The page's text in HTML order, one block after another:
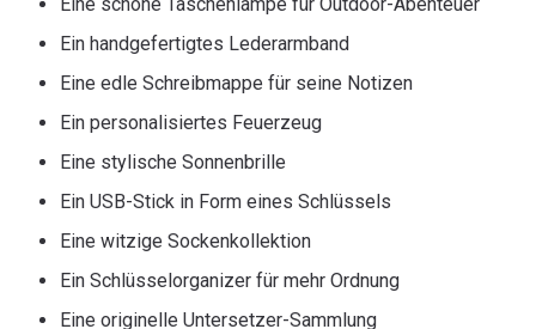
Ein handgefertigtes Lederarmband
Eine edle Schreibmappe für seine Notizen
Ein personalisiertes Feuerzeug
Eine stylische Sonnenbrille
Ein USB-Stick in Form eines Schlüssels
Eine witzige Sockenkollektion
Ein Schlüsselorganizer für mehr Ordnung
Eine originelle Untersetzer-Sammlung